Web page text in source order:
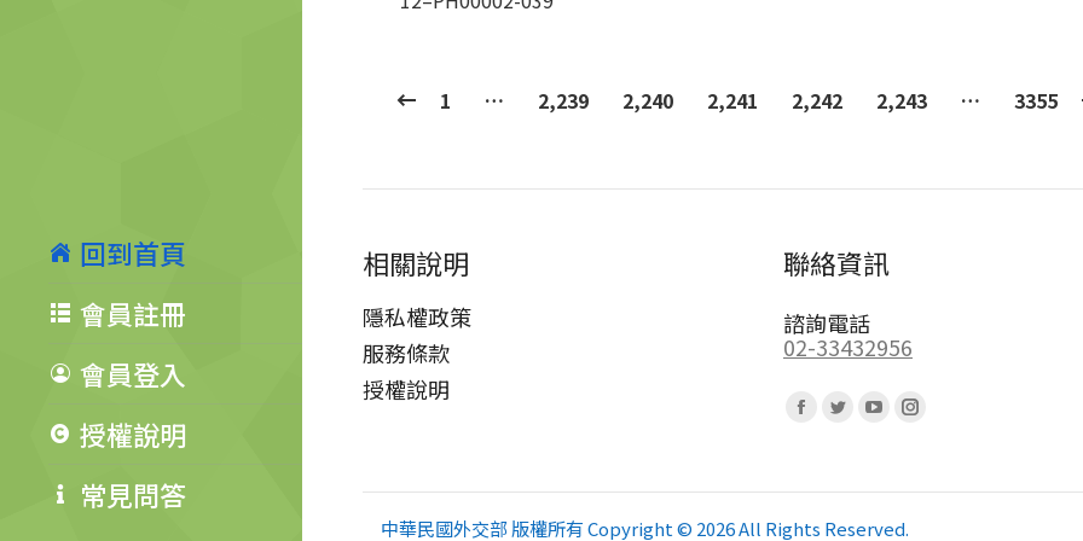
回到首頁
會員註冊
會員登入
授權說明
常見問答
1 … 2,239 2,240 2,241 2,242 2,243 … 3355
相關說明
隱私權政策
服務條款
授權說明
聯絡資訊
諮詢電話
02-33432956
Facebook
opens
Twitter
opens
YouTube
opens
Instagram
opens
中華民國外交部 版權所有 Copyright © 2026 All Rights Reserved.